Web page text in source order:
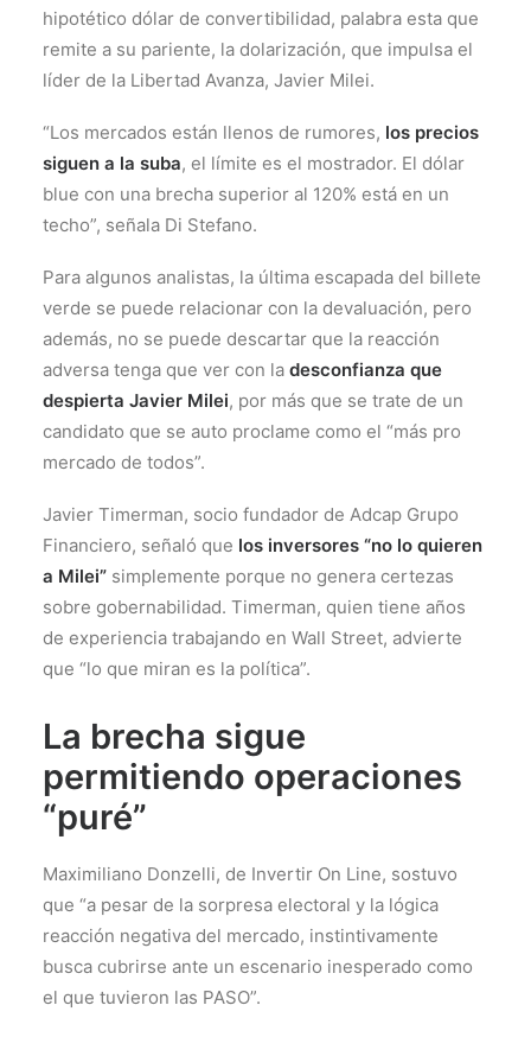
hipotético dólar de convertibilidad, palabra esta que
remite a su pariente, la dolarización, que impulsa el
líder de la Libertad Avanza, Javier Milei.
“Los mercados están llenos de rumores, los precios
siguen a la suba, el límite es el mostrador. El dólar
blue con una brecha superior al 120% está en un
techo”, señala Di Stefano.
Para algunos analistas, la última escapada del billete
verde se puede relacionar con la devaluación, pero
además, no se puede descartar que la reacción
adversa tenga que ver con la desconfianza que
despierta Javier Milei, por más que se trate de un
candidato que se auto proclame como el “más pro
mercado de todos”.
Javier Timerman, socio fundador de Adcap Grupo
Financiero, señaló que los inversores “no lo quieren
a Milei” simplemente porque no genera certezas
sobre gobernabilidad. Timerman, quien tiene años
de experiencia trabajando en Wall Street, advierte
que “lo que miran es la política”.
La brecha sigue
permitiendo operaciones
“puré”
Maximiliano Donzelli, de Invertir On Line, sostuvo
que “a pesar de la sorpresa electoral y la lógica
reacción negativa del mercado, instintivamente
busca cubrirse ante un escenario inesperado como
el que tuvieron las PASO”.